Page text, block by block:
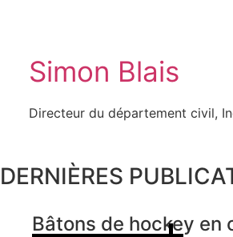
Simon Blais
Directeur du département civil,
DERNIÈRES
Bâtons de hockey